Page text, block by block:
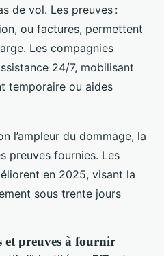
de vol. Les preuves :
ou factures, permettent
Les compagnies
24/7, mobilisant
temporaire ou aides
l’ampleur du dommage, la
preuves fournies. Les
en 2025, visant la
sous trente jours
et preuves à fournir